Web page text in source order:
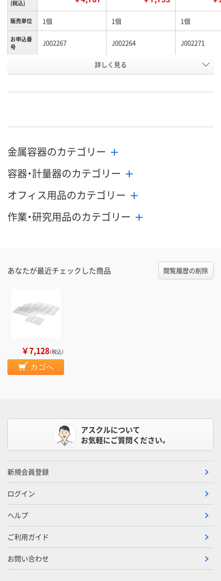
(税込)
販売単位 1個 1個 1個
お申込番
号
J002267 J002264 J002271
わずか
詳しく見る
金属容器のカテゴリー
容器・計量器のカテゴリー
オフィス用品のカテゴリー
作業・研究用品のカテゴリー
あなたが最近チェックした商品 閲覧履歴の削除
￥7,128（税込）
カゴへ
アスクルについて
お気軽にご質問ください。
新規会員登録
ログイン
ヘルプ
ご利用ガイド
お問い合わせ